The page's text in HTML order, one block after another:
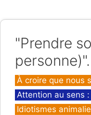
"Prendre
personne)".
Catégories
À croire que nous
Attention au sens
Idiotismes